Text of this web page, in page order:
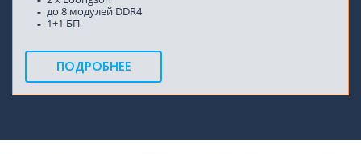
до 8 модулей DDR4
1+1 БП
ПОДРОБНЕЕ